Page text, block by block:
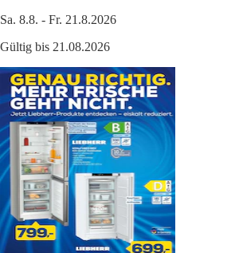
Sa. 8.8. - Fr. 21.8.2026
Gültig bis 21.08.2026